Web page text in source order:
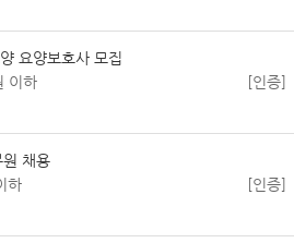
요양보호사 모집
이하 [인증]
채용
하 [인증]